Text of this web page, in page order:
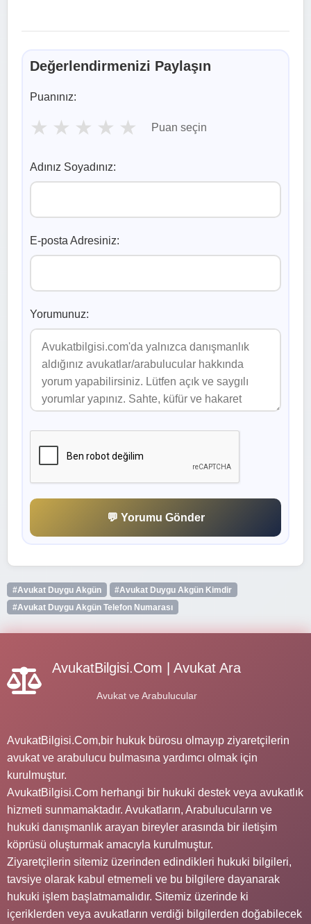
Değerlendirmenizi Paylaşın
Puanınız:
★ ★ ★ ★ ★ Puan seçin
Adınız Soyadınız:
E-posta Adresiniz:
Yorumunuz:
💬 Yorumu Gönder
#Avukat Duygu Akgün
#Avukat Duygu Akgün Kimdir
#Avukat Duygu Akgün Telefon Numarası
AvukatBilgisi.Com | Avukat Ara
Avukat ve Arabulucular
AvukatBilgisi.Com,bir hukuk bürosu olmayıp ziyaretçilerin
avukat ve arabulucu bulmasına yardımcı olmak için
kurulmuştur.
AvukatBilgisi.Com herhangi bir hukuki destek veya avukatlık
hizmeti sunmamaktadır. Avukatların, Arabulucuların ve
hukuki danışmanlık arayan bireyler arasında bir iletişim
köprüsü oluşturmak amacıyla kurulmuştur.
Ziyaretçilerin sitemiz üzerinden edindikleri hukuki bilgileri,
tavsiye olarak kabul etmemeli ve bu bilgilere dayanarak
hukuki işlem başlatmamalıdır. Sitemiz üzerinde ki
içeriklerden veya avukatların verdiği bilgilerden doğabilecek